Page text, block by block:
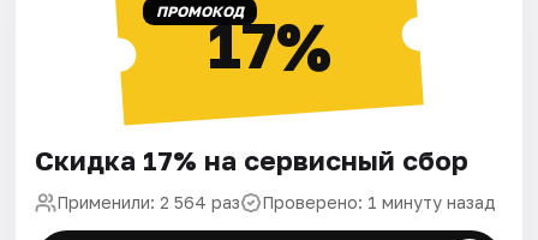
ПРОМОКОД17%
Скидка 17% на сервисный сбор
Применили: 2 564 раз Проверено: 1 минуту назад